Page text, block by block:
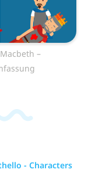
Macbeth –
- Characters